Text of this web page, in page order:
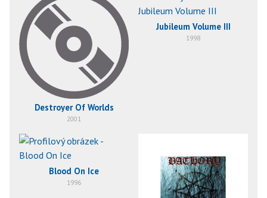
Destroyer Of Worlds
2001
Jubileum Volume III
1998
Blood On Ice
1996